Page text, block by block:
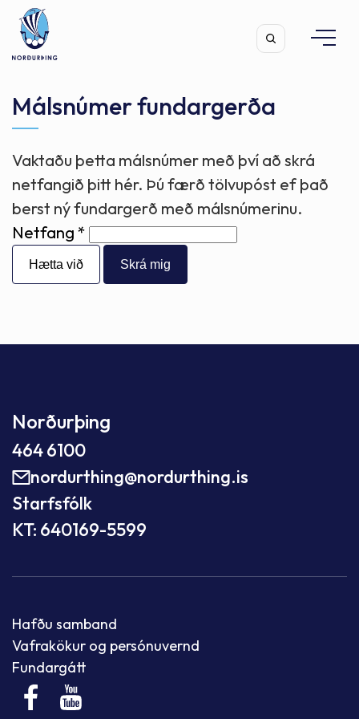
Leita
Málsnúmer fundargerða
Vaktaðu þetta málsnúmer með því að skrá
netfangið þitt hér. Þú færð tölvupóst ef það
berst ný fundargerð með málsnúmerinu.
Netfang
Hætta við
Norðurþing
464 6100
nordurthing@nordurthing.is
Starfsfólk
KT: 640169-5599
Hafðu samband
Vafrakökur og persónuvernd
Fundargátt